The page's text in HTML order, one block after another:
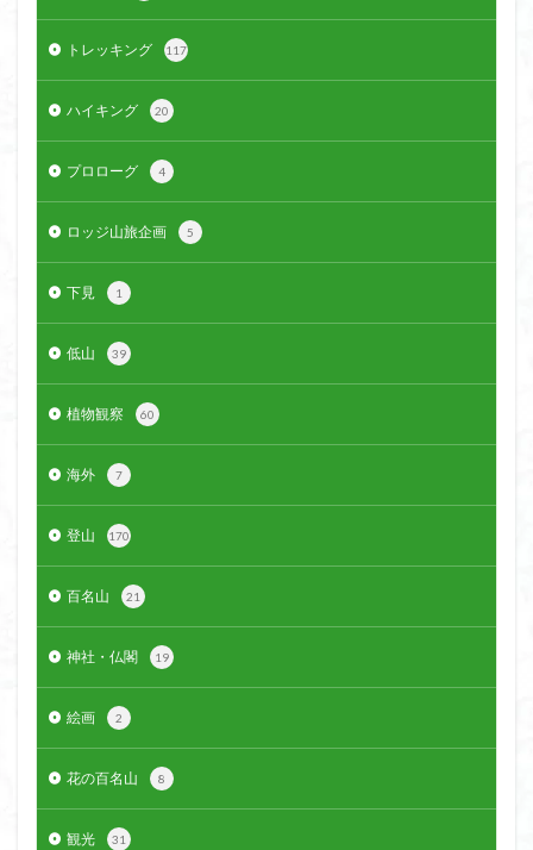
トレッキング 117
ハイキング 20
プロローグ 4
ロッジ山旅企画 5
下見 1
低山 39
植物観察 60
海外 7
登山 170
百名山 21
神社・仏閣 19
絵画 2
花の百名山 8
観光 31